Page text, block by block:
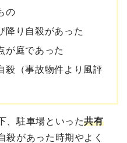
の
降り自殺があった
が庭であった
殺（事故物件より風評
、駐車場といった共有
殺があった時期やよく